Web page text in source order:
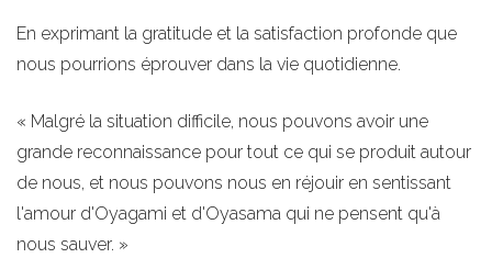
En exprimant la gratitude et la satisfaction profonde que
nous pourrions éprouver dans la vie quotidienne.
« Malgré la situation difficile, nous pouvons avoir une
grande reconnaissance pour tout ce qui se produit autour
de nous, et nous pouvons nous en réjouir en sentissant
l'amour d'Oyagami et d'Oyasama qui ne pensent qu'à
nous sauver. »